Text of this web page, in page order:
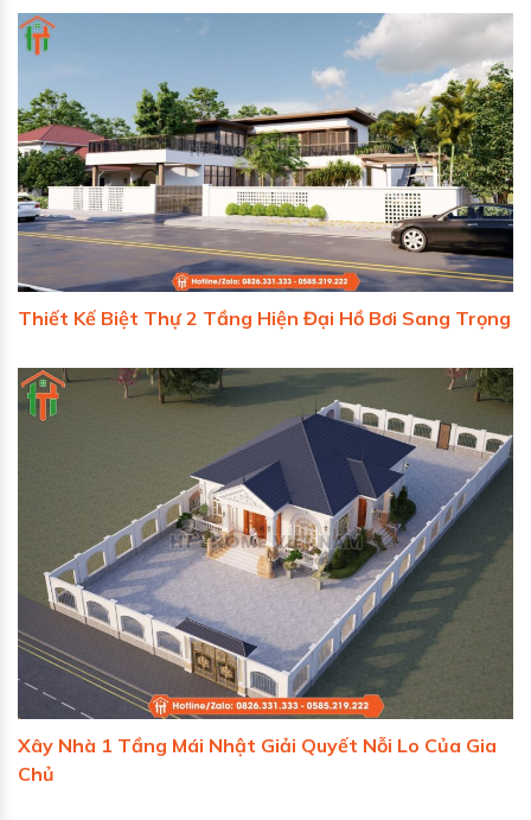
Thiết Kế Biệt Thự 2 Tầng Hiện Đại Hồ Bơi Sang Trọng
Xây Nhà 1 Tầng Mái Nhật Giải Quyết Nỗi Lo Của Gia
Chủ